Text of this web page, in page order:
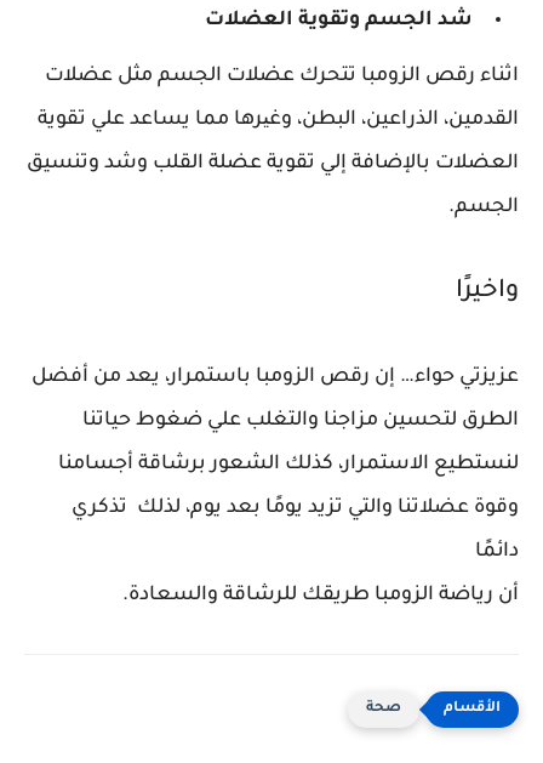
شد الجسم وتقوية العضلات
اثناء رقص الزومبا تتحرك عضلات الجسم مثل عضلات
القدمين، الذراعين، البطن، وغیرها مما يساعد علي تقوية
العضلات بالإضافة إلي تقوية عضلة القلب وشد وتنسيق
الجسم.
واخيرًا
عزيزتي حواء… إن رقص الزومبا باستمرار، يعد من أفضل
الطرق لتحسين مزاجنا والتغلب علي ضغوط حياتنا
لنستطيع الاستمرار، كذلك الشعور برشاقة أجسامنا
وقوة عضلاتنا والتي تزيد يومًا بعد يوم، لذلك تذكري
دائمًا
أن رياضة الزومبا طريقك للرشاقة والسعادة.
صحة